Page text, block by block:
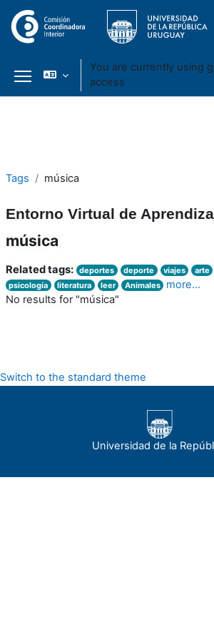
Side panel
You are currently using
access
Tags música
Entorno Virtual de
música
Related tags: deportes deporte viajes arte
psicología
literatura leer Animales
more...
No results for "música"
Switch to the standard theme
Universidad de la